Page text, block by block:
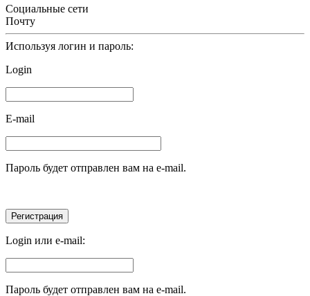
Социальные сети
Почту
Используя логин и пароль:
Login
E-mail
Пароль будет отправлен вам на e-mail.
Login или e-mail:
Пароль будет отправлен вам на e-mail.